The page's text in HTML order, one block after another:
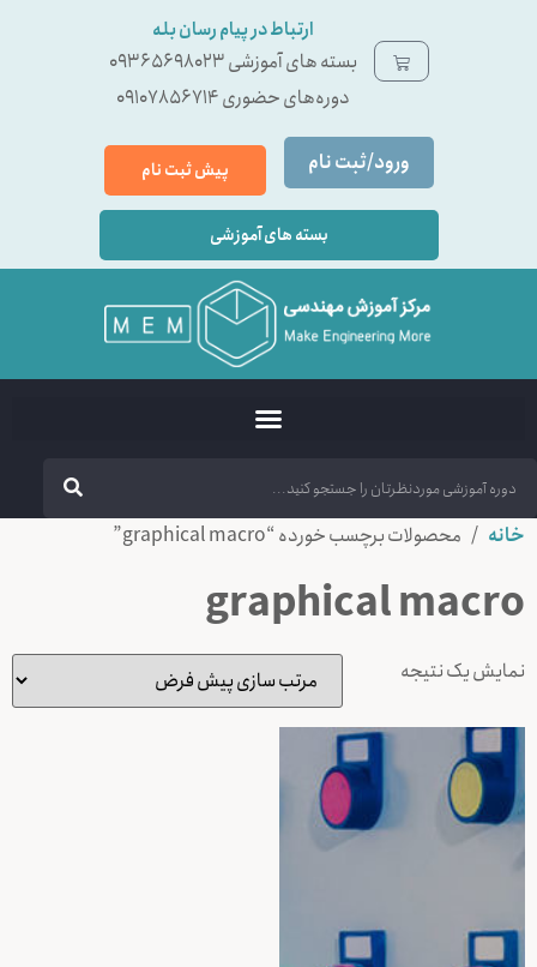
ارتباط در پیام رسان بله
بسته ‌های آموزشی 09365698023
دوره‌های حضوری 09107856714
ورود/ثبت نام پیش ثبت نام
بسته های آموزشی
خانه / محصولات برچسب خورده “graphical macro”
graphical macro
نمایش یک نتیجه